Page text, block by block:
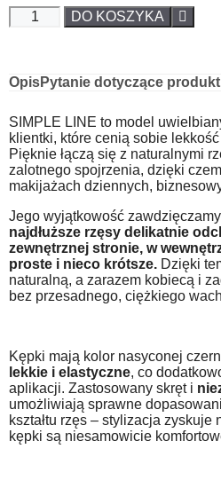
DO KOSZYKA
OpisPytanie dotyczące
SIMPLE LINE to model
klientki, które cenią sobie
Pięknie łączą się z naturalnymi
zalotnego spojrzenia, dzięki
makijażach dziennych,
Jego wyjątkowość
najdłuższe rzęsy delikatnie
zewnętrznej stronie, w
proste i nieco krótsze. Dzięki
naturalną, a zarazem kobiecą i
bez przesadnego, ciężkiego
Kępki mają kolor nasyconej
lekkie i elastyczne, co
aplikacji. Zastosowany skręt i
umożliwiają sprawne
kształtu rzęs – stylizacja zyskuje
kępki są niesamowicie